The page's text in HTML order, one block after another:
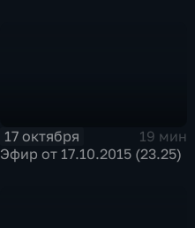
17 октября
19 мин
Эфир от 17.10.2015 (23.25)